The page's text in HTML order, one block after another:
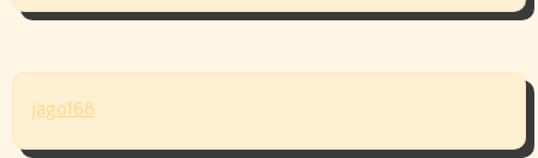
jago168